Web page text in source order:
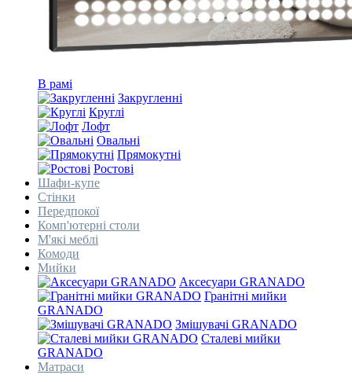
В рамі
Закругленні
Круглі
Лофт
Овальні
Прямокутні
Ростові
Шафи-купе
Стінки
Передпокої
Комп'ютерні столи
М'які меблі
Комоди
Мийки
Аксесуари GRANADO
Гранітні мийки
GRANADO
Змішувачі GRANADO
Сталеві мийки
GRANADO
Матраси